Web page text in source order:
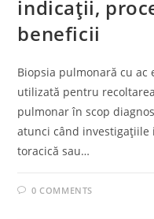
indicații,
beneficii
Biopsia pulmonară cu ac
utilizată pentru
pulmonar în scop
atunci când investigațiile
toracică sau…
0 COMMENTS